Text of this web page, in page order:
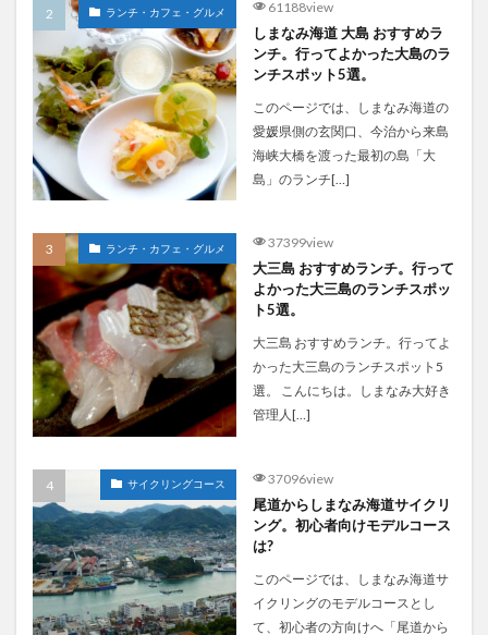
ランチ・カフェ・グルメ 61188view
しまなみ海道 大島 おすすめラ
ンチ。行ってよかった大島のラ
ンチスポット5選。
このページでは、しまなみ海道の
愛媛県側の玄関口、今治から来島
海峡大橋を渡った最初の島「大
島」のランチ[…]
ランチ・カフェ・グルメ 37399view
大三島 おすすめランチ。行って
よかった大三島のランチスポッ
ト5選。
大三島 おすすめランチ。行ってよ
かった大三島のランチスポット5
選。 こんにちは。しまなみ大好き
管理人[…]
サイクリングコース 37096view
尾道からしまなみ海道サイクリ
ング。初心者向けモデルコース
は?
このページでは、しまなみ海道サ
イクリングのモデルコースとし
て、初心者の方向けへ「尾道から